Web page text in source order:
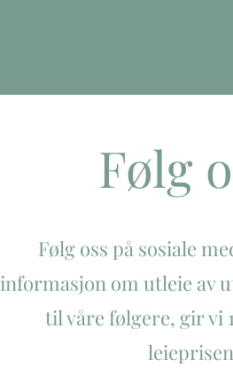
Følg
Følg oss på sosiale
informasjon om utleie av
til våre følgere, gir vi